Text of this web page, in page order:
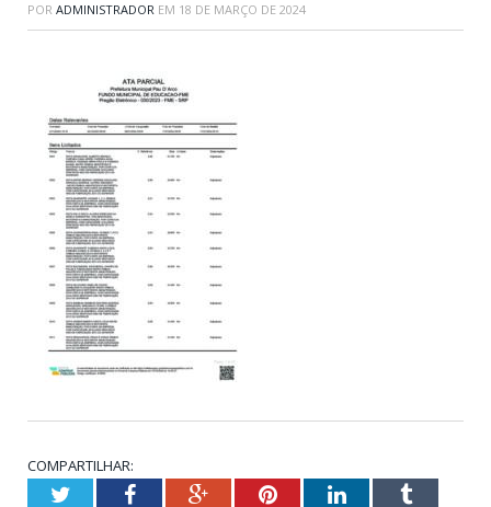
POR ADMINISTRADOR EM 18 DE MARÇO DE 2024
COMPARTILHAR:
TwitterFacebookGoogle+PinterestLinkedInTumblr